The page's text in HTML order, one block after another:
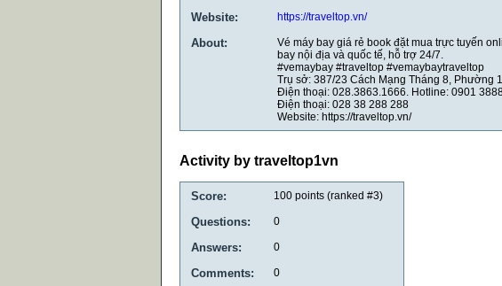
Website: https://traveltop.vn/
About:
Vé máy bay giá rẻ book đặt mua trực tuyến
bay nội địa và quốc tế, hỗ trợ 24/7.
#vemaybay #traveltop #vemaybaytraveltop
Trụ sở: 387/23 Cách Mạng Tháng 8, Phường
Điện thoại: 028.3863.1666. Hotline: 0901
Điện thoại: 028 38 288 288
Website: https://traveltop.vn/
Activity by traveltop1vn
Score: 100 points (ranked #3)
Questions: 0
Answers: 0
Comments: 0